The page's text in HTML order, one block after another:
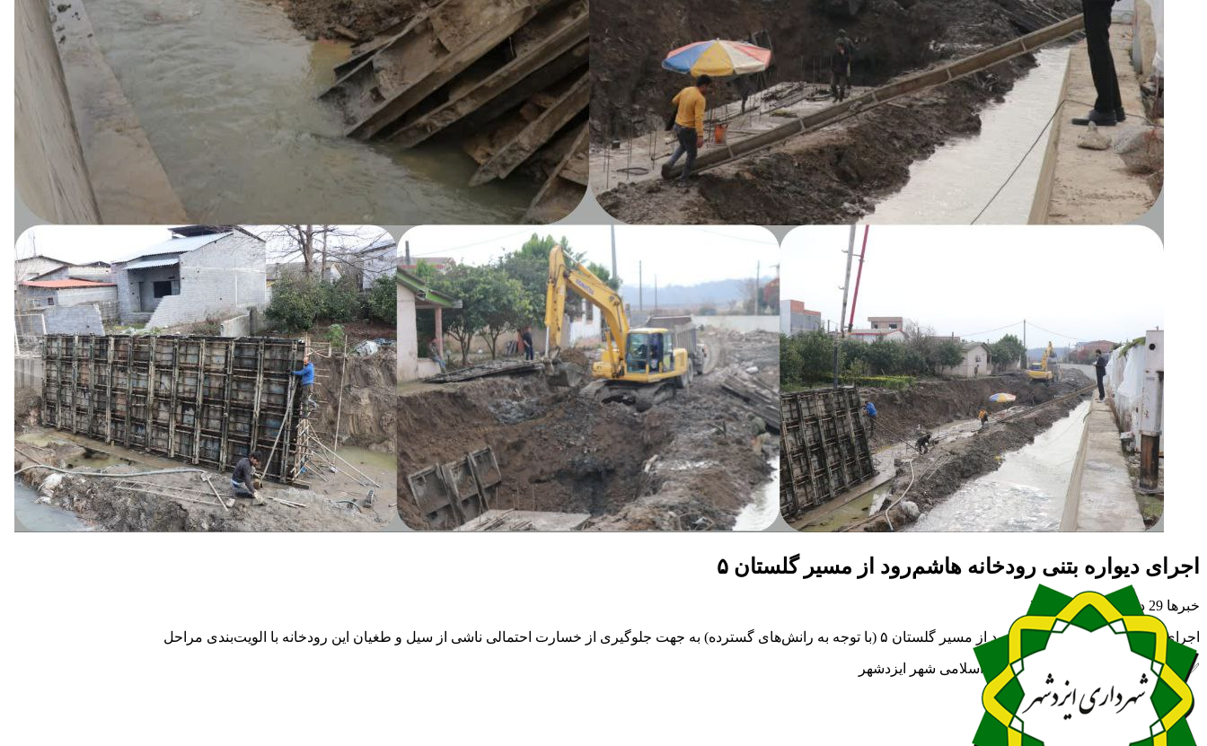
اجرای دیواره بتنی رودخانه هاشم‌رود از مسیر گلستان ۵
خبرها 29 دی 1403 بازدید: 312
اجرای دیواره بتنی رودخانه هاشم‌رود از مسیر گلستان ۵ (با توجه به رانش‌های گسترده) به جهت جلوگیری از خسارت احتمالی ناشی از سیل و طغيان این رودخانه با الویت‌بندی مراحل
✅ روابط عمومی شهرداری و شورای اسلامی شهر ایزدشهر